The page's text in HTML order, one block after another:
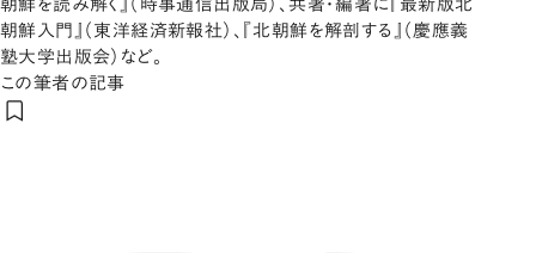
朝鮮を読み解く』（時事通信出版局）、共著・編著に『最新版北
朝鮮入門』（東洋経済新報社）、『北朝鮮を解剖する』（慶應義
塾大学出版会）など。
この筆者の記事